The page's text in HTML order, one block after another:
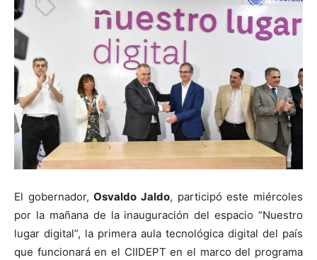
El gobernador,Osvaldo Jaldo, participó este miércoles
por la mañana de la inauguración del espacio “Nuestro
lugar digital”, la primera aula tecnológica digital del país
que funcionará en el CIIDEPT en el marco del programa